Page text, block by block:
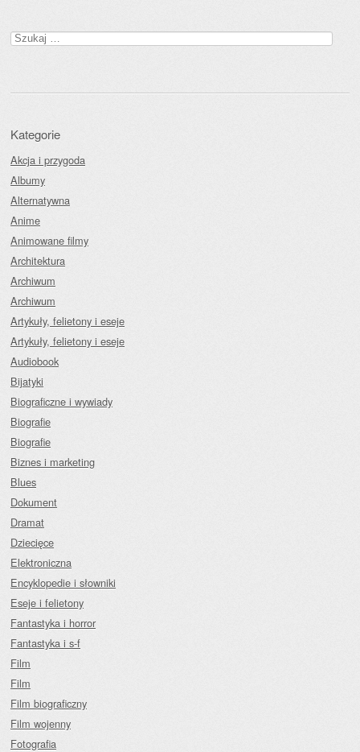
Szukaj:
Kategorie
Akcja i przygoda
Albumy
Alternatywna
Anime
Animowane filmy
Architektura
Archiwum
Archiwum
Artykuły, felietony i eseje
Artykuły, felietony i eseje
Audiobook
Bijatyki
Biograficzne i wywiady
Biografie
Biografie
Biznes i marketing
Blues
Dokument
Dramat
Dziecięce
Elektroniczna
Encyklopedie i słowniki
Eseje i felietony
Fantastyka i horror
Fantastyka i s-f
Film
Film
Film biograficzny
Film wojenny
Fotografia